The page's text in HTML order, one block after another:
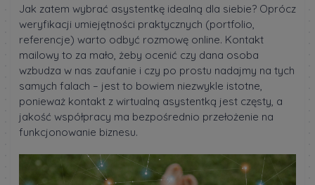
Jak zatem wybrać asystentkę idealną dla siebie? Oprócz
weryfikacji umiejętności praktycznych (portfolio,
referencje) warto odbyć rozmowę online. Kontakt
mailowy to za mało, żeby ocenić czy dana osoba
wzbudza w nas zaufanie i czy po prostu nadajmy na tych
samych falach – jest to bowiem niezwykle istotne,
ponieważ kontakt z wirtualną asystentką jest częsty, a
jakość współpracy ma bezpośrednio przełożenie na
funkcjonowanie biznesu.